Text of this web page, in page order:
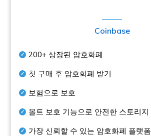
Coinbase
200+ 상장된 암호화폐
첫 구매 후 암호화폐 받기
보험으로 보호
볼트 보호 기능으로 안전한 스토리지
가장 신뢰할 수 있는 암호화폐 플랫폼